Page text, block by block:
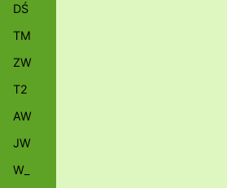
DŚ
TM
ZW
T2
AW
JW
W_